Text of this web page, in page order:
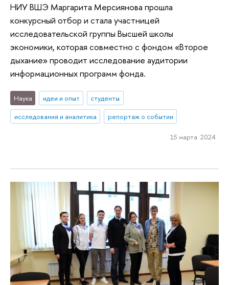
НИУ ВШЭ Маргарита Мерсиянова прошла
конкурсный отбор и стала участницей
исследовательской группы Высшей школы
экономики, которая совместно с фондом «Второе
дыхание» проводит исследование аудитории
информационных программ фонда.
Наука идеи и опыт
студенты
исследования и аналитика
репортаж о событии
15 марта 2024